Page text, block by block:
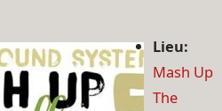
Lieu:
Mash Up
The